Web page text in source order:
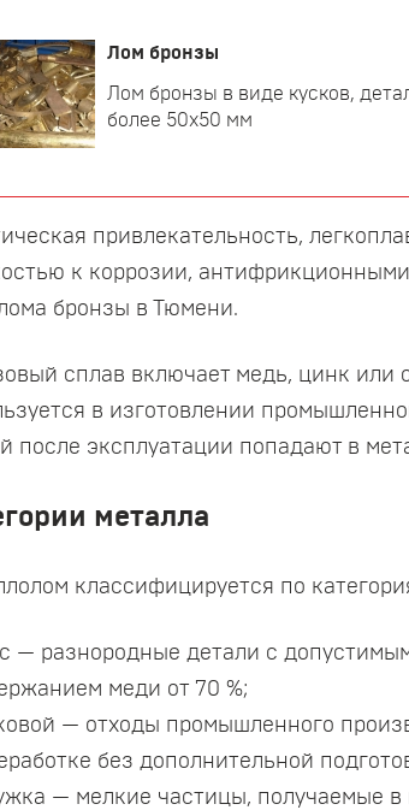
Лом бронзы
Лом бронзы в виде кусков,
более 50х50 мм
привлекательность,
к коррозии,
бронзы в Тюмени.
сплав включает медь, цинк
в изготовлении
после эксплуатации попадают в
металла
классифицируется по
— разнородные детали с
меди от 70 %;
— отходы промышленного
без дополнительной
— мелкие частицы, получаемые в